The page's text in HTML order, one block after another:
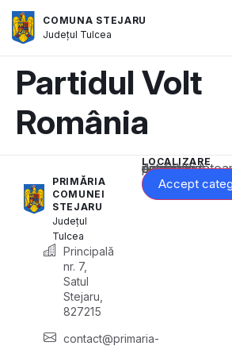
COMUNA STEJARU
Județul Tulcea
Partidul Volt
România
PRIMĂRIA
COMUNEI
STEJARU
Județul
Tulcea
Principală
nr. 7,
Satul
Stejaru,
827215
contact@primaria-
LOCALIZARE
Acest conținut este blocat până când acceptați categoria corespunzătoare de cookie-uri.
Accept